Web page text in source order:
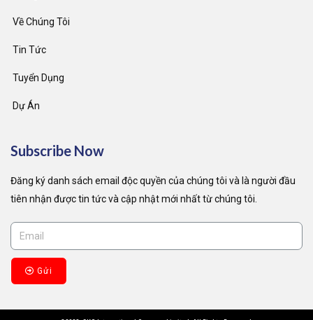
Về Chúng Tôi
Tin Tức
Tuyển Dụng
Dự Án
Subscribe Now
Đăng ký danh sách email độc quyền của chúng tôi và là người đầu
tiên nhận được tin tức và cập nhật mới nhất từ ​​chúng tôi.
Gửi